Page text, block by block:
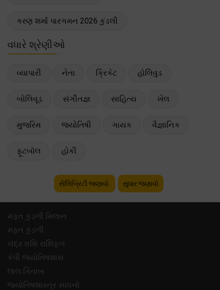
કરણ શર્મા પારગમન 2026 કુંડલી
વધારે શ્રેણીઓ
વ્યાપારી નેતા ક્રિકેટ હોલિવુડ
બોલિવૂડ સંગીતજ્ઞ સાહિત્ય ખેલ
મુજરિમ જ્યોતિષી ગાયક વૈજ્ઞાનિક
ફૂટબૉલ હોકી
સેલિબ્રિટી જણાવો સુધાર જણાવો
મફ્ત કુંડળી મિલાન
મફ્ત કુંડળી
ચંદ્ર રાશિ રાશિફળ
કેપી જ્યોતિષશાસ
લાલ કિતાબ
જ્યોતિષશાસ્ત્ર સાધનો